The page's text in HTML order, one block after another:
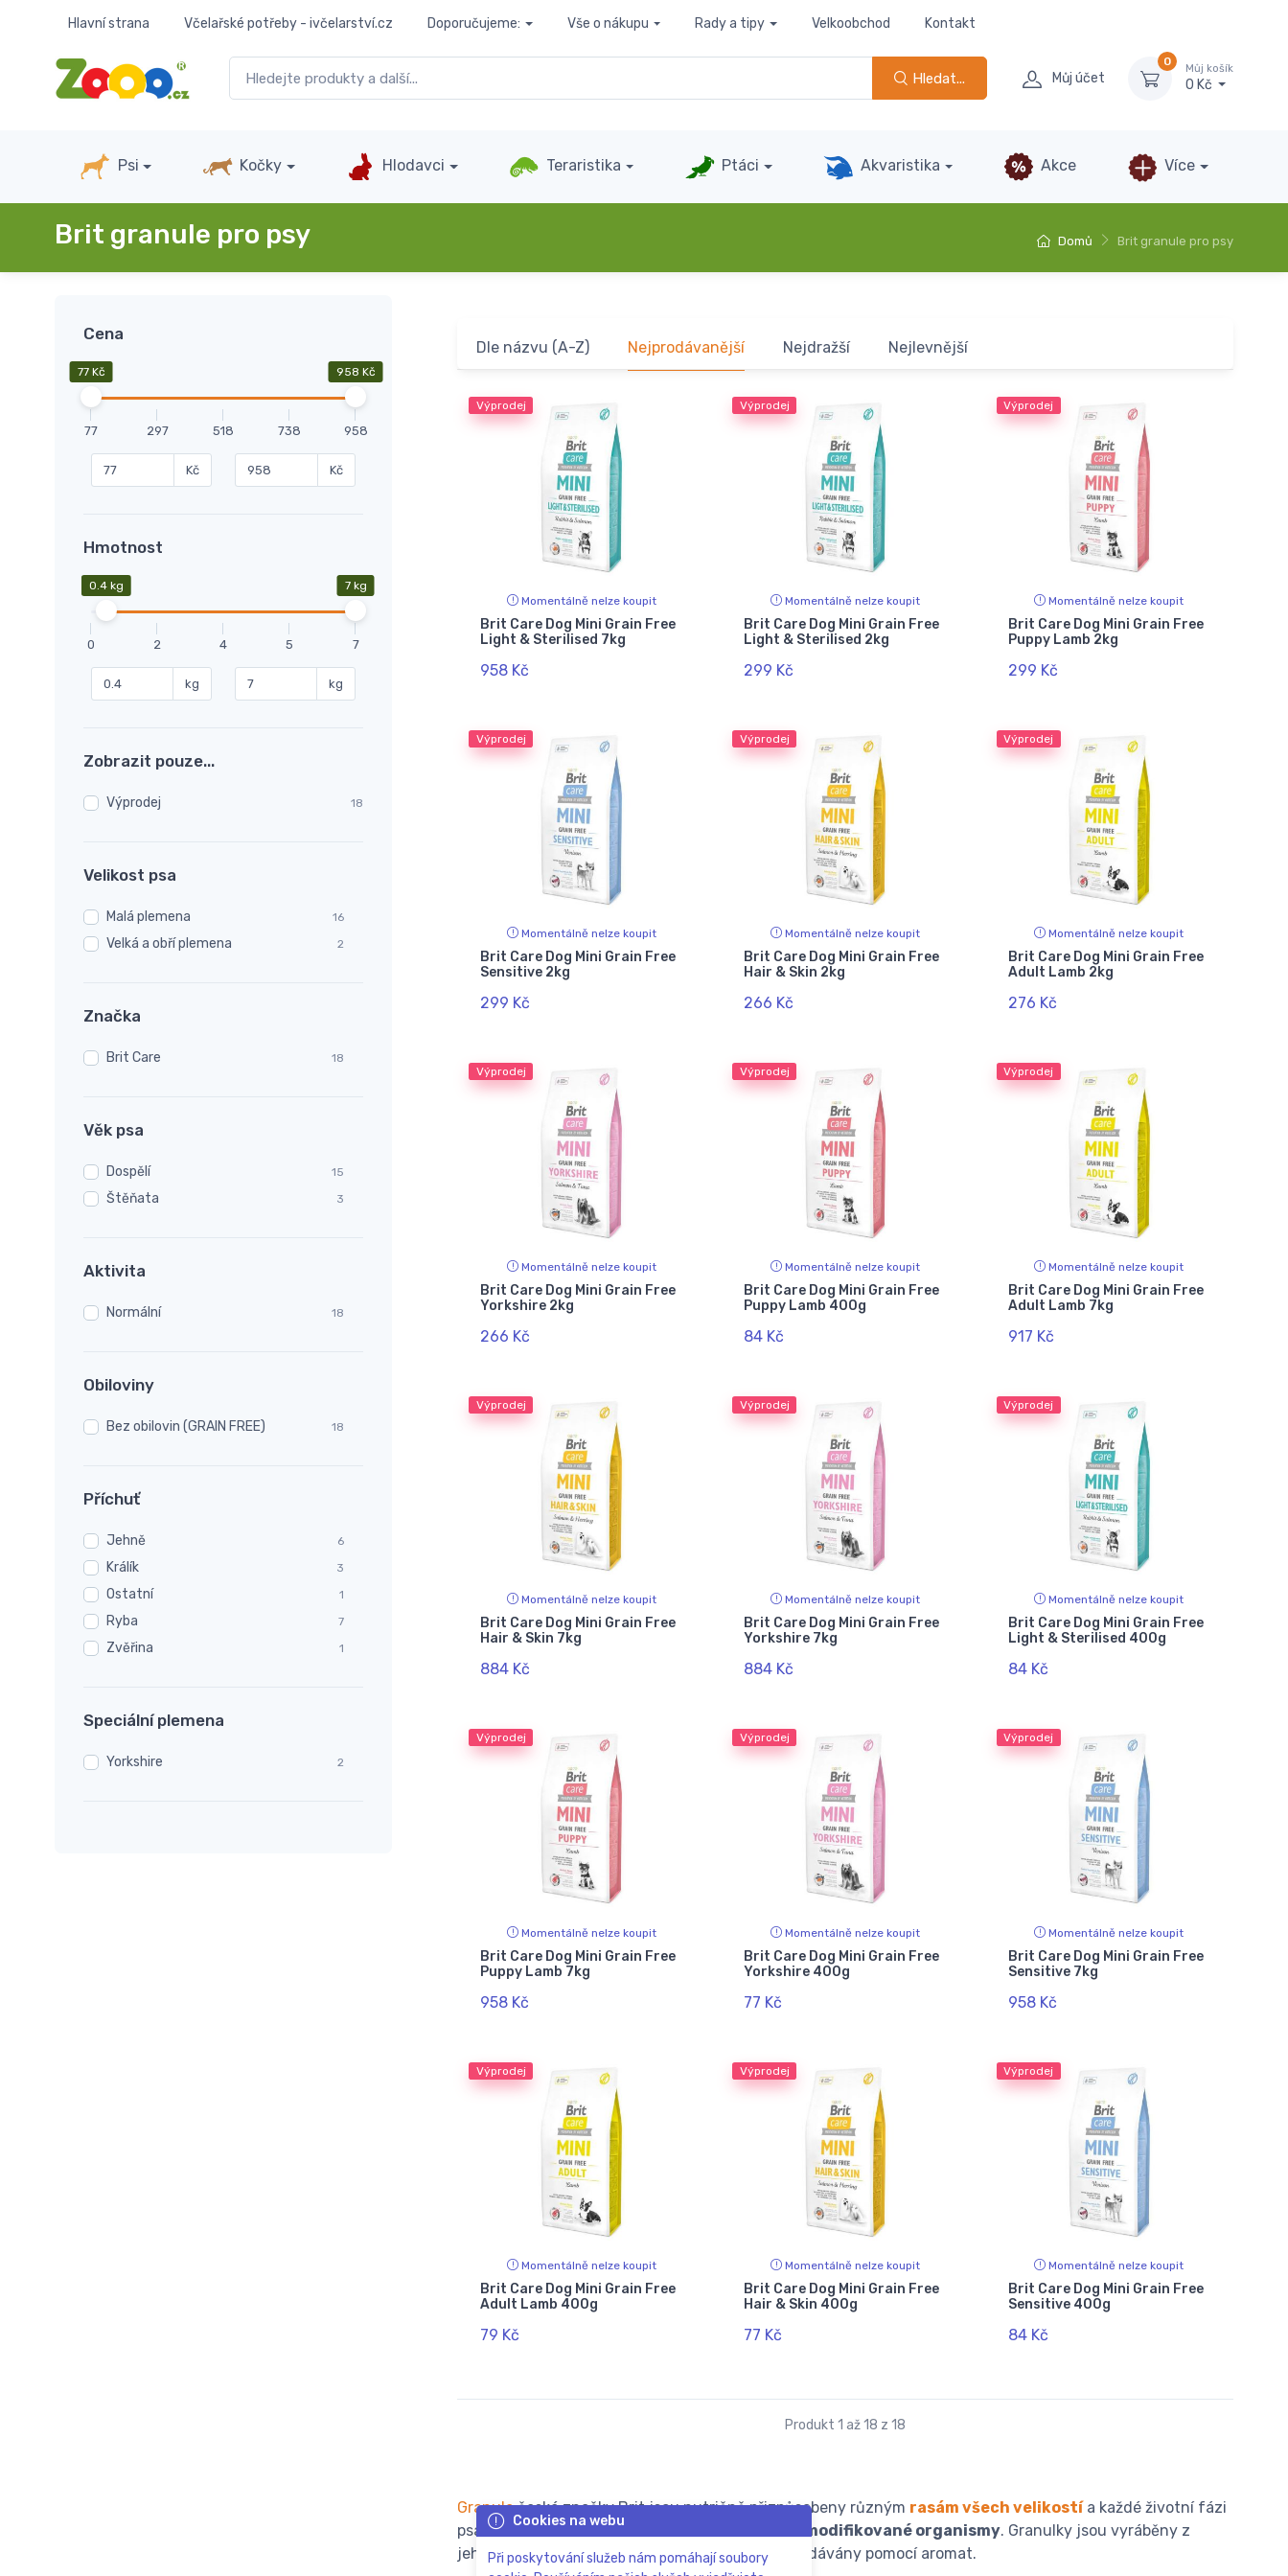
Hlavní strana Včelařské potřeby - ivčelarství.cz Doporučujeme: Vše o nákupu Rady a tipy Velkoobchod Kontakt
Hledat... Můj účet
0
Můj košík
0 Kč
Psi Kočky Hlodavci Teraristika Ptáci Akvaristika Akce Více
Domů Brit granule pro psy
Brit granule pro psy
Cena
77 Kč 958 Kč
77 297 518 738 958
Kč Kč
Hmotnost
0.4 kg 7 kg
0 2 4 5 7
kg kg
Zobrazit pouze...
Výprodej 18
Velikost psa
Malá plemena 16
Velká a obří plemena 2
Značka
Brit Care 18
Věk psa
Dospělí 15
Štěňata 3
Aktivita
Normální 18
Obiloviny
Bez obilovin (GRAIN FREE) 18
Příchuť
Jehně 6
Králík 3
Ostatní 1
Ryba 7
Zvěřina 1
Speciální plemena
Yorkshire 2
Dle názvu (A-Z) Nejprodávanější Nejdražší Nejlevnější
Výprodej
Momentálně nelze koupit
Brit Care Dog Mini Grain Free
Light & Sterilised 7kg
958 Kč
Výprodej
Momentálně nelze koupit
Brit Care Dog Mini Grain Free
Light & Sterilised 2kg
299 Kč
Výprodej
Momentálně nelze koupit
Brit Care Dog Mini Grain Free
Puppy Lamb 2kg
299 Kč
Výprodej
Momentálně nelze koupit
Brit Care Dog Mini Grain Free
Sensitive 2kg
299 Kč
Výprodej
Momentálně nelze koupit
Brit Care Dog Mini Grain Free
Hair & Skin 2kg
266 Kč
Výprodej
Momentálně nelze koupit
Brit Care Dog Mini Grain Free
Adult Lamb 2kg
276 Kč
Výprodej
Momentálně nelze koupit
Brit Care Dog Mini Grain Free
Yorkshire 2kg
266 Kč
Výprodej
Momentálně nelze koupit
Brit Care Dog Mini Grain Free
Puppy Lamb 400g
84 Kč
Výprodej
Momentálně nelze koupit
Brit Care Dog Mini Grain Free
Adult Lamb 7kg
917 Kč
Výprodej
Momentálně nelze koupit
Brit Care Dog Mini Grain Free
Hair & Skin 7kg
884 Kč
Výprodej
Momentálně nelze koupit
Brit Care Dog Mini Grain Free
Yorkshire 7kg
884 Kč
Výprodej
Momentálně nelze koupit
Brit Care Dog Mini Grain Free
Light & Sterilised 400g
84 Kč
Výprodej
Momentálně nelze koupit
Brit Care Dog Mini Grain Free
Puppy Lamb 7kg
958 Kč
Výprodej
Momentálně nelze koupit
Brit Care Dog Mini Grain Free
Yorkshire 400g
77 Kč
Výprodej
Momentálně nelze koupit
Brit Care Dog Mini Grain Free
Sensitive 7kg
958 Kč
Výprodej
Momentálně nelze koupit
Brit Care Dog Mini Grain Free
Adult Lamb 400g
79 Kč
Výprodej
Momentálně nelze koupit
Brit Care Dog Mini Grain Free
Hair & Skin 400g
77 Kč
Výprodej
Momentálně nelze koupit
Brit Care Dog Mini Grain Free
Sensitive 400g
84 Kč
Produkt 1 až 18 z 18
Granulečeské značky Brit jsou nutričně přizpůsobeny různým rasám všech velikostía každé životní fázi
psa.Neobsahují konzervanty, ani geneticky modifikované organismy. Granulky jsou vyráběny z
jehněčího masa a všechny další příchutě jsou dodávány pomocí aromat.
Cookies na webu
Při poskytování služeb nám pomáhají soubory